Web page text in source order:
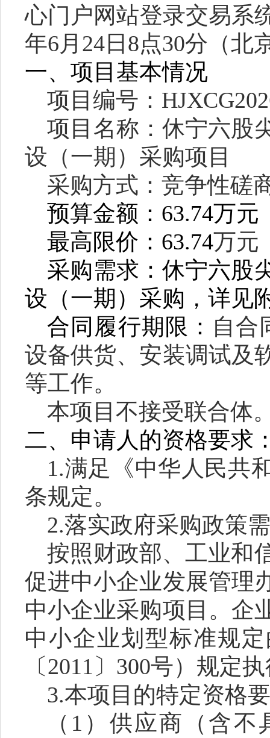
心门户网站登录交易系
年6月 24日 8点30分 （
一、项目基本情况
项目编号：
项目名称：休宁六股
设（一期）采购项目
采购方式：竞争性磋
预算金额： 63.74万元
最高限价： 63.74万元
采购需求： 休宁六股
设（一期） 采购 ，详见
合同履行期限： 自合
设备供货、安装调试及
等工作。
本项目不接受联合体
二、申请人的资格要求
1.满足《中华人民共
条规定。
2.落实政府采购政策
按照财政部、工业和
促进中小企业发展管理
中小企业采购项目。企
中小企业划型标准规
〔2011〕300号）规定
3.本项目的特定资格
（1）供应商（含